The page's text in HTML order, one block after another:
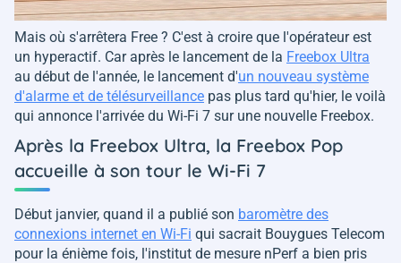
Mais où s'arrêtera Free ? C'est à croire que l'opérateur est
un hyperactif. Car après le lancement de la Freebox Ultra
au début de l'année, le lancement d'un nouveau système
d'alarme et de télésurveillance pas plus tard qu'hier, le voilà
qui annonce l'arrivée du Wi-Fi 7 sur une nouvelle Freebox.
Après la Freebox Ultra, la Freebox Pop
accueille à son tour le Wi-Fi 7
Début janvier, quand il a publié son baromètre des
connexions internet en Wi-Fi qui sacrait Bouygues Telecom
pour la énième fois, l'institut de mesure nPerf a bien pris